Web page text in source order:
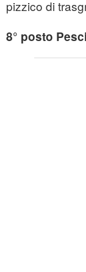
pizzico di
8° posto Pesci